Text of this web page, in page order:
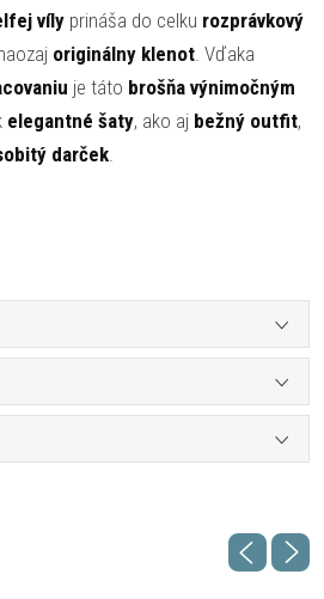
víly prináša do celku rozprávkový
originálny klenot. Vďaka
je táto brošňa výnimočným
elegantné šaty, ako aj bežný outfit,
darček.